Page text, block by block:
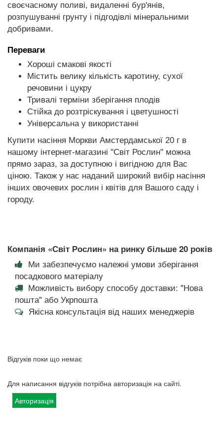
своєчасному поливі, видаленні бур'янів,
розпушуванні грунту і підгодівлі мінеральними
добривами.
Переваги
Хороші смакові якості
Містить велику кількість каротину, сухої
речовини і цукру
Тривалі терміни зберігання плодів
Стійка до розтріскування і цветушності
Універсальна у використанні
Купити насіння Моркви Амстердамської 20 г в
нашому інтернет-магазині "Світ Рослин" можна
прямо зараз, за доступною і вигідною для Вас
ціною. Також у нас наданий широкий вибір насіння
інших овочевих рослин і квітів для Вашого саду і
городу.
Компанія «Світ Рослин» на ринку більше 20 років
Ми забезпечуємо належні умови зберігання
посадкового матеріалу
Можливість вибору способу доставки: "Нова
пошта" або Укрпошта
Якісна консультація від наших менеджерів
Відгуків поки що немає
Для написання відгуків потрібна авторизація на сайті.
Авторизація